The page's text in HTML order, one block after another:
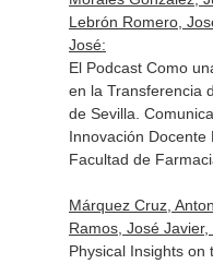
Lebrón Romero,
José:
El Podcast Como
en la Transferencia
de Sevilla.
Innovación Docente
Facultad de
Márquez Cruz,
Ramos, José
Physical Insights on